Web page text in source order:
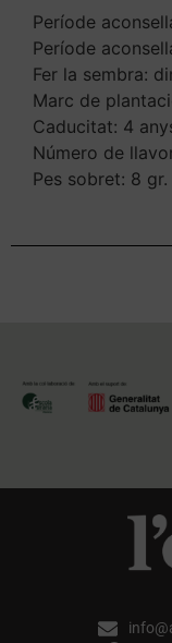
Període
Període
Fer la sembra:
Marc de
Caducitat: 4
Número de
Pes sobret: 8 gr.